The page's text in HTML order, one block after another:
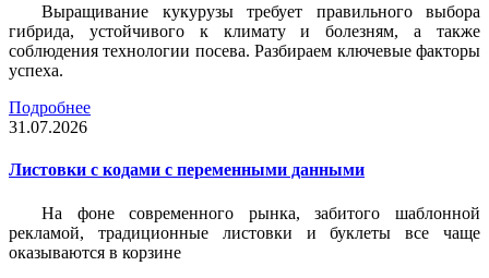
Выращивание кукурузы требует правильного выбора
гибрида, устойчивого к климату и болезням, а также
соблюдения технологии посева. Разбираем ключевые факторы
успеха.
Подробнее
31.07.2026
Листовки c кодами с переменными данными
На фоне современного рынка, забитого шаблонной
рекламой, традиционные листовки и буклеты все чаще
оказываются в корзине